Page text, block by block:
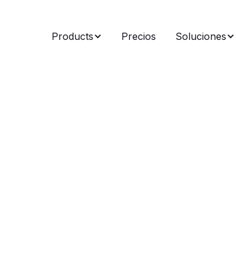
Products Precios Soluciones